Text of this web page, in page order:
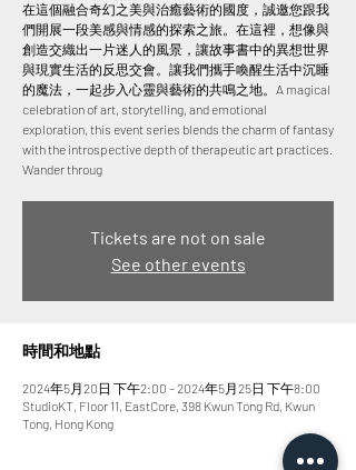
在這個融合奇幻之美與治癒藝術的國度，誠邀您跟我
們開展一段美感與情感的探索之旅。在這裡，想像與
創造交織出一片迷人的風景，讓故事書中的異想世界
與現實生活的反思交會。讓我們攜手喚醒生活中沉睡
的魔法，一起步入心靈與藝術的共鳴之地。A magical
celebration of art, storytelling, and emotional
exploration, this event series blends the charm of fantasy
with the introspective depth of therapeutic art practices.
Wander throug
Tickets are not on sale
See other events
時間和地點
2024年5月20日 下午2:00 – 2024年5月25日 下午8:00
StudioKT, Floor 11, EastCore, 398 Kwun Tong Rd, Kwun
Tong, Hong Kong